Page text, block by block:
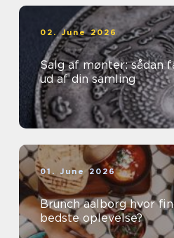
02. June 2026
Salg af mønter: sådan
ud af din samling
01. June 2026
Brunch aalborg hvor finder du den
bedste oplevelse?